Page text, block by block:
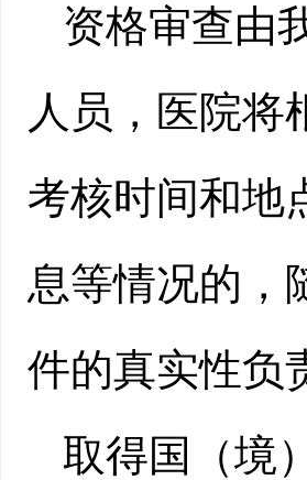
资格审查由
人员，医院将
考核时间和地
息等情况的，
件的真实性负
取得国（境